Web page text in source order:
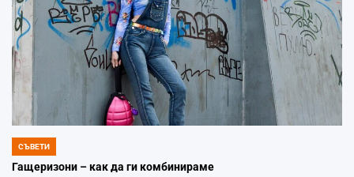
POSTED
IN
СЪВЕТИ
Гащеризони – как да ги комбинираме